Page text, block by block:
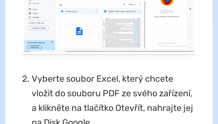
Vyberte soubor Excel, který chcete
vložit do souboru PDF ze svého zařízení,
a klikněte na tlačítko Otevřít, nahrajte jej